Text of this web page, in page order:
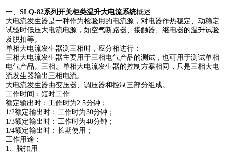
一、SLQ-82系列开关柜类温升大电流系统概述
大电流发生器是一种作为检验用的电流源，对电器作热稳定、动稳定
试验时低压大电流电源，如空气断路器、接触器、继电器的温升试验
及脱扣等。
单相大电流发生器测三相时，应分相进行；
三相大电流发生器主要用于三相电气产品的测试，也可用于测试单相
电气产品。三相、单相大电流发生器的控制方案相同，只是三相大电
流发生器输出三相电流。
大电流发生器由变压器、调压器和控制三部分组成。
工作时间：短时工作
额定输出时：工作时为2.5分钟；
1/2额定输出时：工作时为30分钟；
1/3额定输出时：工作时为40分钟；
1/4额定输出时：长期使用；
工作用途：
1、脱扣用